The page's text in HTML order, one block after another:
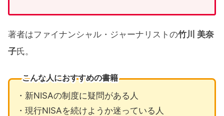
著者はファイナンシャル・ジャーナリストの竹川 美奈
子氏。
こんな人におすすめの書籍
・新NISAの制度に疑問がある人
・現行NISAを続けようか迷っている人